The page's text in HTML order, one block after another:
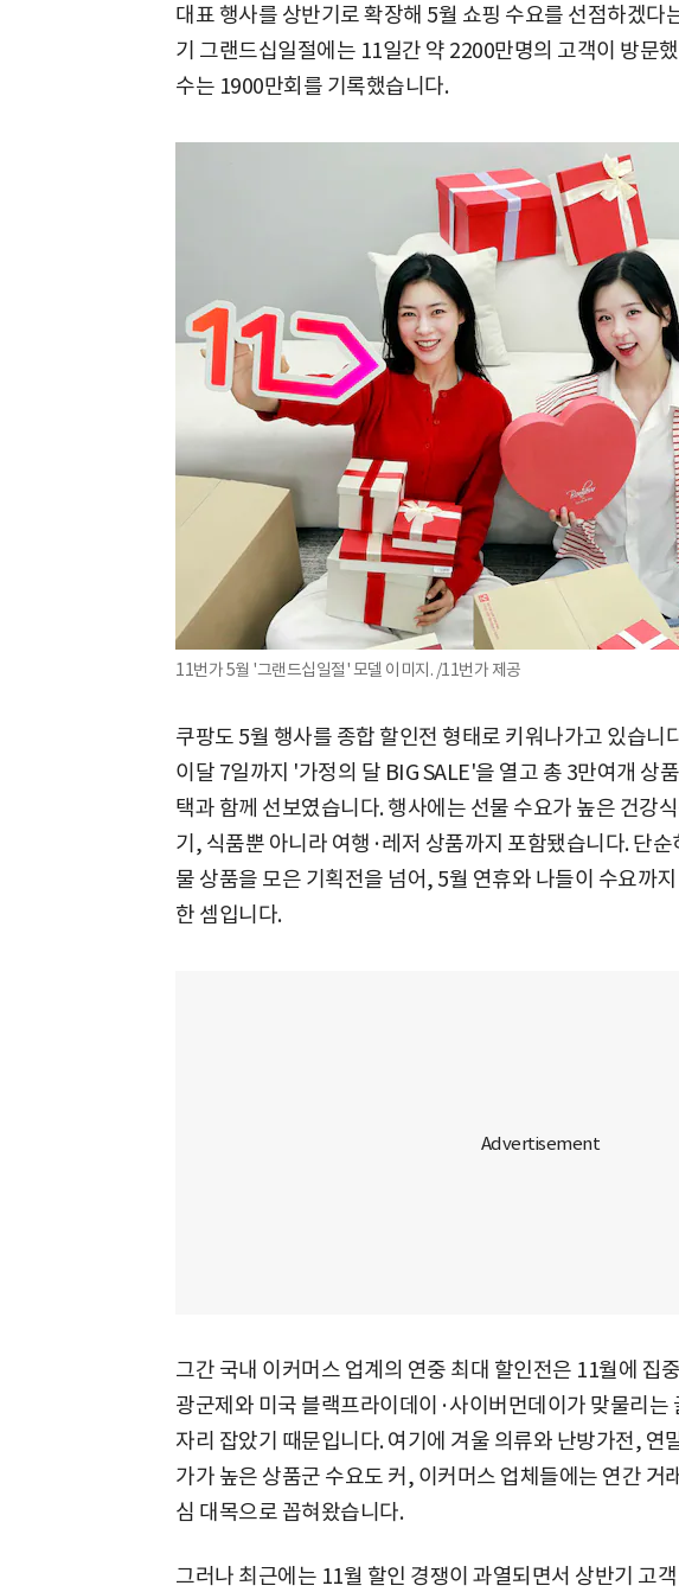
대표 행사를 상반기로 확장해 5월 쇼핑 수요를 선점하겠다
기 그랜드십일절에는 11일간 약 2200만명의 고객이 방문
수는 1900만회를 기록했습니다.
11번가 5월 '그랜드십일절' 모델 이미지. /11번가 제공
쿠팡도 5월 행사를 종합 할인전 형태로 키워나가고 있습니
이달 7일까지 '가정의 달 BIG SALE'을 열고 총 3만여개 상
택과 함께 선보였습니다. 행사에는 선물 수요가 높은 건강
기, 식품뿐 아니라 여행·레저 상품까지 포함됐습니다. 단
물 상품을 모은 기획전을 넘어, 5월 연휴와 나들이 수요까
한 셈입니다.
그간 국내 이커머스 업계의 연중 최대 할인전은 11월에 집
광군제와 미국 블랙프라이데이·사이버먼데이가 맞물리는
자리 잡았기 때문입니다. 여기에 겨울 의류와 난방가전, 연
가가 높은 상품군 수요도 커, 이커머스 업체들에는 연간 거
심 대목으로 꼽혀왔습니다.
그러나 최근에는 11월 할인 경쟁이 과열되면서 상반기 고